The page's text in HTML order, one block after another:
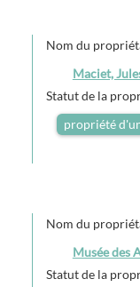
Nom du
Maciet,
Statut de la
propriété
Nom du
Musée des
Statut de la